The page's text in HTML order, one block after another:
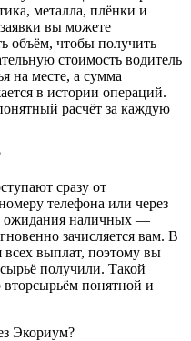
металла, плёнки и
вы можете
объём, чтобы получить
стоимость водитель
на месте, а сумма
в истории операций.
расчёт за каждую
сразу от
телефона или через
ожидания наличных —
зачисляется вам. В
всех выплат, поэтому вы
сырьё получили. Такой
вторсырьём понятной и
Экориум?